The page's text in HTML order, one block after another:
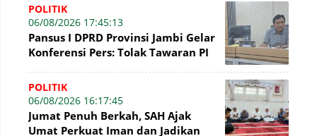
POLITIK
06/08/2026 17:45:13
Pansus I DPRD Provinsi Jambi Gelar
Konferensi Pers: Tolak Tawaran PI
POLITIK
06/08/2026 16:17:45
Jumat Penuh Berkah, SAH Ajak
Umat Perkuat Iman dan Jadikan